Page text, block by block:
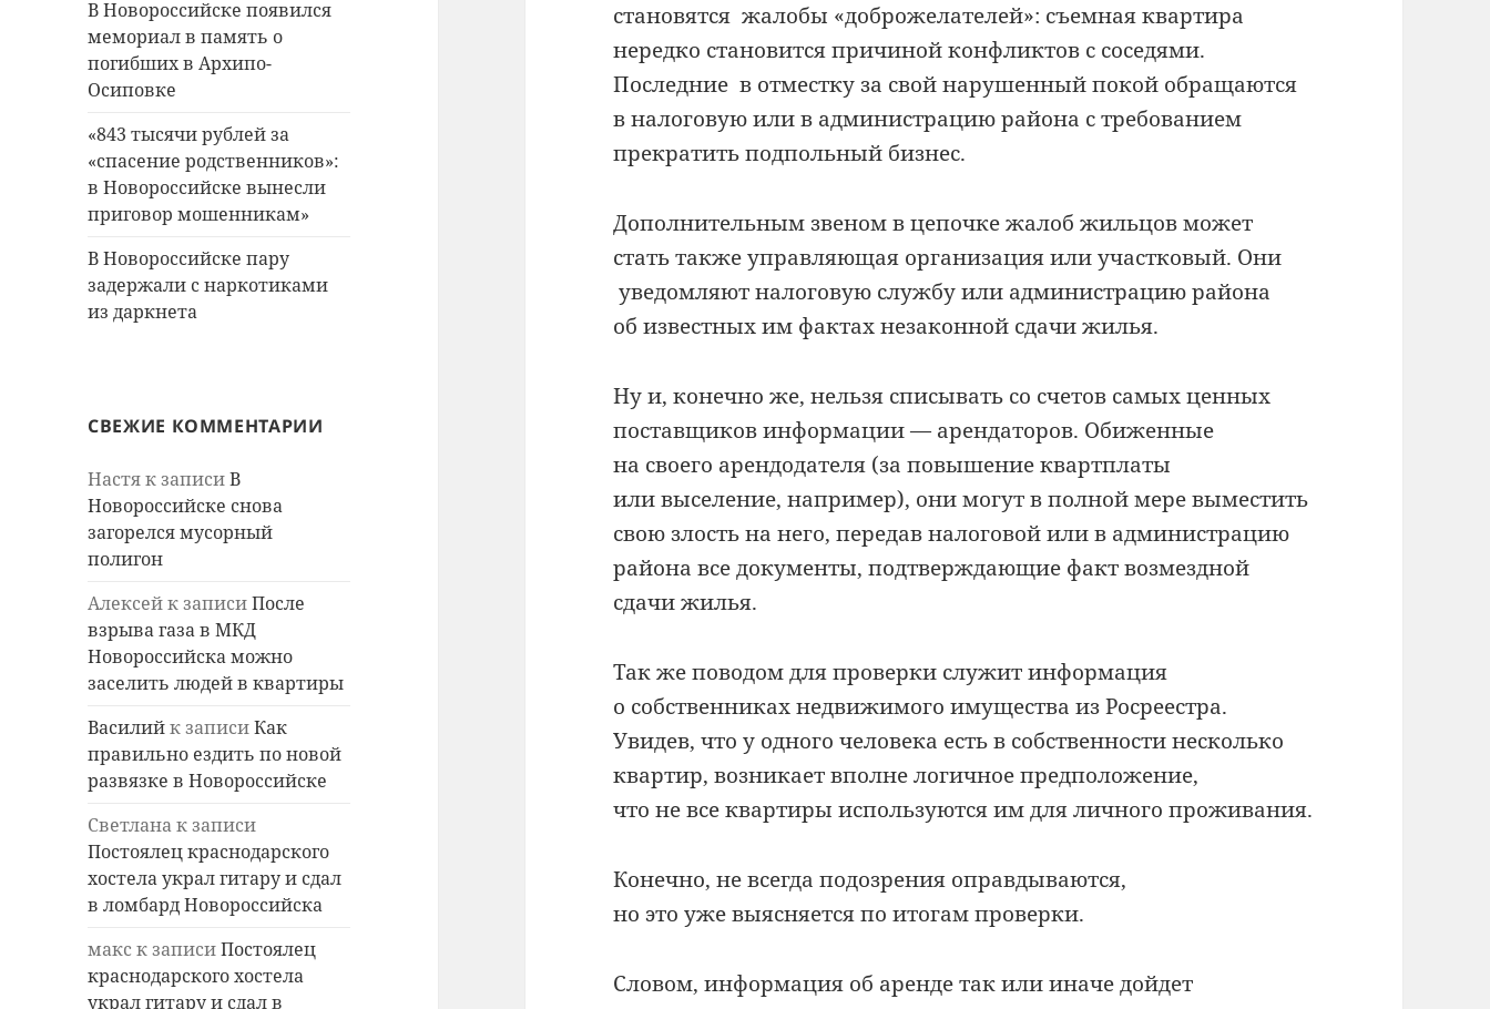
В Новороссийске появился
мемориал в память о
погибших в Архипо-
Осиповке
«843 тысячи рублей за
«спасение родственников»:
в Новороссийске вынесли
приговор мошенникам»
В Новороссийске пару
задержали с наркотиками
из даркнета
СВЕЖИЕ КОММЕНТАРИИ
Настяк записиВ
Новороссийске снова
загорелся мусорный
полигон
Алексейк записиПосле
взрыва газа в МКД
Новороссийска можно
заселить людей в квартиры
Василийк записиКак
правильно ездить по новой
развязке в Новороссийске
Светланак записи
Постоялец краснодарского
хостела украл гитару и сдал
в ломбард Новороссийска
макск записиПостоялец
краснодарского хостела
украл гитару и сдал в
становятся жалобы «доброжелателей»: съемная квартира
нередко становится причиной конфликтов с соседями.
Последние в отместку за свой нарушенный покой обращаются
в налоговую или в администрацию района с требованием
прекратить подпольный бизнес.
Дополнительным звеном в цепочке жалоб жильцов может
стать также управляющая организация или участковый. Они
уведомляют налоговую службу или администрацию района
об известных им фактах незаконной сдачи жилья.
Ну и, конечно же, нельзя списывать со счетов самых ценных
поставщиков информации — арендаторов. Обиженные
на своего арендодателя (за повышение квартплаты
или выселение, например), они могут в полной мере выместить
свою злость на него, передав налоговой или в администрацию
района все документы, подтверждающие факт возмездной
сдачи жилья.
Так же поводом для проверки служит информация
о собственниках недвижимого имущества из Росреестра.
Увидев, что у одного человека есть в собственности несколько
квартир, возникает вполне логичное предположение,
что не все квартиры используются им для личного проживания.
Конечно, не всегда подозрения оправдываются,
но это уже выясняется по итогам проверки.
Словом, информация об аренде так или иначе дойдет